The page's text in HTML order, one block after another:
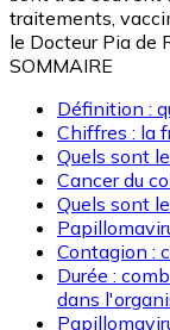
traitements,
le Docteur Pia de
SOMMAIRE
Définition :
Chiffres : la
Quels sont
Cancer du
Quels sont
Contagion :
Durée :
dans